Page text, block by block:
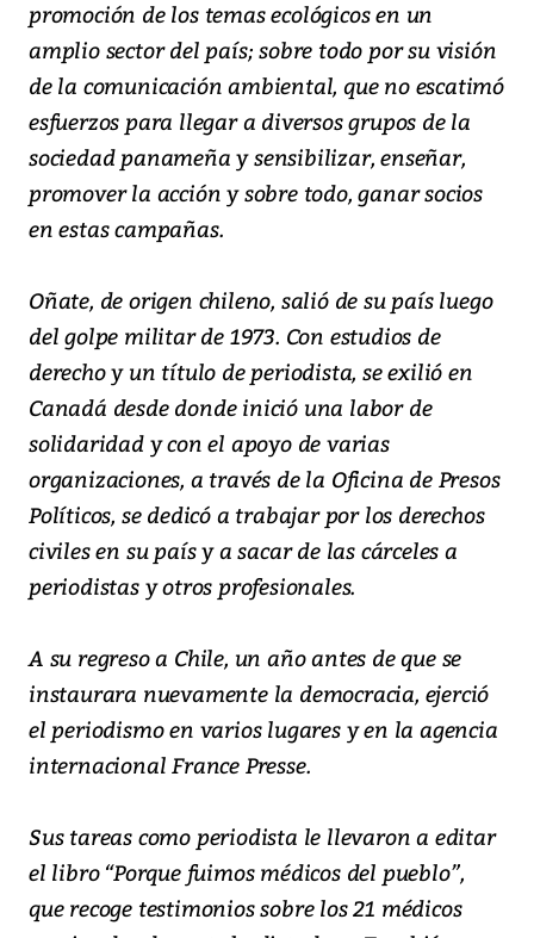
promoción de los temas ecológicos en un
amplio sector del país; sobre todo por su visión
de la comunicación ambiental, que no escatimó
esfuerzos para llegar a diversos grupos de la
sociedad panameña y sensibilizar, enseñar,
promover la acción y sobre todo, ganar socios
en estas campañas.
Oñate, de origen chileno, salió de su país luego
del golpe militar de 1973. Con estudios de
derecho y un título de periodista, se exilió en
Canadá desde donde inició una labor de
solidaridad y con el apoyo de varias
organizaciones, a través de la Oficina de Presos
Políticos, se dedicó a trabajar por los derechos
civiles en su país y a sacar de las cárceles a
periodistas y otros profesionales.
A su regreso a Chile, un año antes de que se
instaurara nuevamente la democracia, ejerció
el periodismo en varios lugares y en la agencia
internacional France Presse.
Sus tareas como periodista le llevaron a editar
el libro “Porque fuimos médicos del pueblo”,
que recoge testimonios sobre los 21 médicos